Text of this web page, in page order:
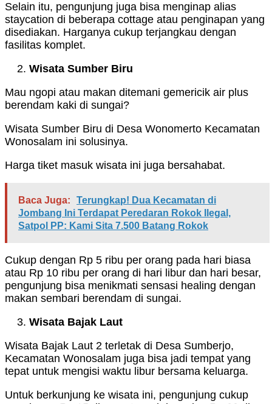
Selain itu, pengunjung juga bisa menginap alias
staycation di beberapa cottage atau penginapan yang
disediakan. Harganya cukup terjangkau dengan
fasilitas komplet.
Wisata Sumber Biru
Mau ngopi atau makan ditemani gemericik air plus
berendam kaki di sungai?
Wisata Sumber Biru di Desa Wonomerto Kecamatan
Wonosalam ini solusinya.
Harga tiket masuk wisata ini juga bersahabat.
Baca Juga:
Terungkap! Dua Kecamatan di
Jombang Ini Terdapat Peredaran Rokok Ilegal,
Satpol PP: Kami Sita 7.500 Batang Rokok
Cukup dengan Rp 5 ribu per orang pada hari biasa
atau Rp 10 ribu per orang di hari libur dan hari besar,
pengunjung bisa menikmati sensasi healing dengan
makan sembari berendam di sungai.
Wisata Bajak Laut
Wisata Bajak Laut 2 terletak di Desa Sumberjo,
Kecamatan Wonosalam juga bisa jadi tempat yang
tepat untuk mengisi waktu libur bersama keluarga.
Untuk berkunjung ke wisata ini, pengunjung cukup